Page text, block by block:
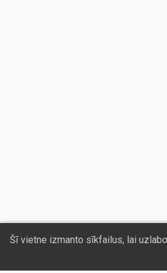
Šī vietne izmanto sīkfailus, lai